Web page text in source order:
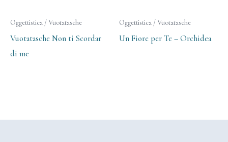
Oggettistica / Vuotatasche
Vuotatasche Non ti Scordar
di me
Oggettistica / Vuotatasche
Un Fiore per Te – Orchidea